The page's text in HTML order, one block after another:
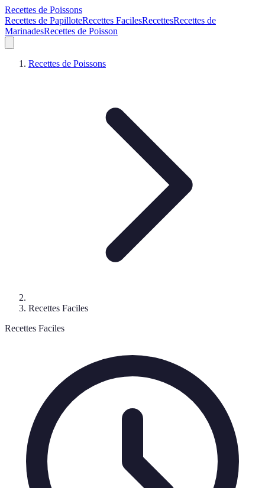
Recettes de Poissons
Recettes de PapilloteRecettes FacilesRecettesRecettes de
MarinadesRecettes de Poisson
Recettes de Poissons
Recettes Faciles
Recettes Faciles